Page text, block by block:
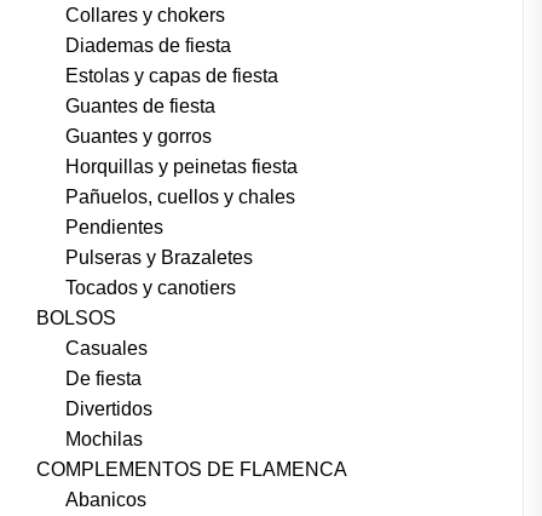
Collares y chokers
Diademas de fiesta
Estolas y capas de fiesta
Guantes de fiesta
Guantes y gorros
Horquillas y peinetas fiesta
Pañuelos, cuellos y chales
Pendientes
Pulseras y Brazaletes
Tocados y canotiers
BOLSOS
Casuales
De fiesta
Divertidos
Mochilas
COMPLEMENTOS DE FLAMENCA
Abanicos